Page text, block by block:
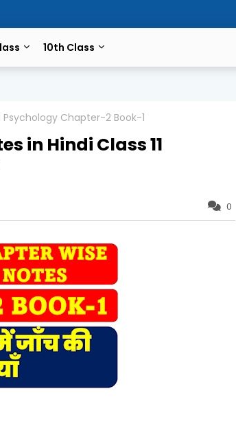
10th Class
Psychology Chapter-2 Book-1
in Hindi Class 11
0